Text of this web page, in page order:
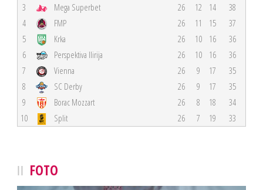
3
Mega Superbet 26 12 14
38
4
FMP 26 11 15
37
5
Krka 26 10 16
36
6
Perspektiva Ilirija 26 10 16
36
7
Vienna 26 9 17
35
8
SC Derby 26 9 17
35
9
Borac Mozzart 26 8 18
34
10
Split 26 7 19 33
FOTO